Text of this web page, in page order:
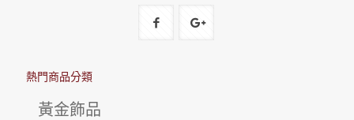
熱門商品分類
黃金飾品